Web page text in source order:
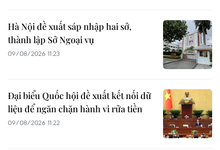
Hà Nội đề xuất sáp nhập hai sở,
thành lập Sở Ngoại vụ
09/08/2026 11:23
Đại biểu Quốc hội đề xuất kết nối dữ
liệu để ngăn chặn hành vi rửa tiền
09/08/2026 11:22